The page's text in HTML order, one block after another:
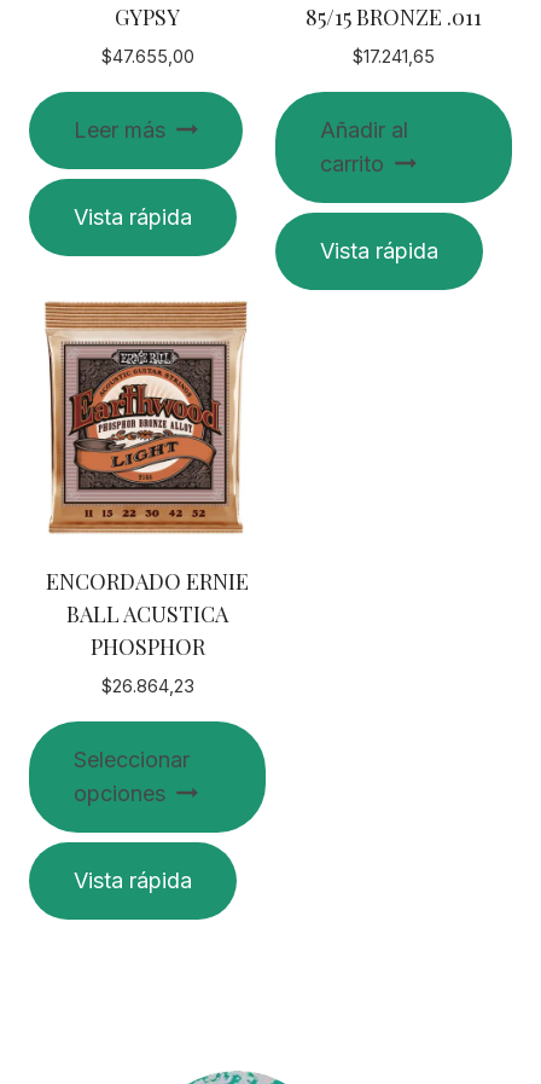
GYPSY
$47.655,00
Leer más
Vista rápida
85/15 BRONZE .011
$17.241,65
Añadir al
carrito
Vista rápida
ENCORDADO ERNIE
BALL ACUSTICA
PHOSPHOR
$26.864,23
Seleccionar
opciones
Este
producto
tiene
Vista rápida